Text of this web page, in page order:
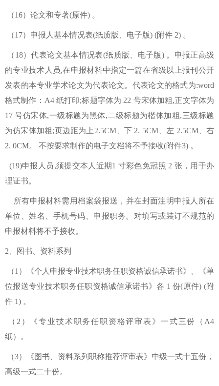
（16）论文和专著(原件) 。
（17）申报人基本情况表(纸质版、电子版) (附件 2) 。
（18）代表论文基本情况表(纸质版、电子版) 。申报正高级
的专业技术人员,在申报材料中指定一篇在省级以上报刊公开
发表的本专业学术论文为代表论文。代表论文的格式为:word
格式制作：A4 纸打印;标题字体为 22 号宋体加粗,正文字体为
17 号仿宋体,一级标题为黑体,二级标题为楷体加粗,三级标题
为仿宋体加粗;页边距为上2.5CM、下 2. 5CM、左 2.5CM、右
2. 0CM。 不按要求制作的电子文档将不予接收(附件3) 。
(19)申报人员,须提交本人近期1 寸彩色免冠照 2 张，用于办
理证书。
所有申报材料需用档案袋报送，并在封面注明申报人所在
单位、姓名、手机号码、申报职务。对填写或装订不规范的
申报材料将不予接收。
2、图书、资料系列
（1）《个人申报专业技术职务任职资格诚信承诺书》、《单
位报送专业技术职务任职资格诚信承诺书》各 1 份(原件) (附
件 1) 。
（2）《专业技术职务任职资格评审表》一式三份（A4
纸）。
（3）《图书、资料系列职称推荐评审表》中级一式十五份，
高级一式二十份。